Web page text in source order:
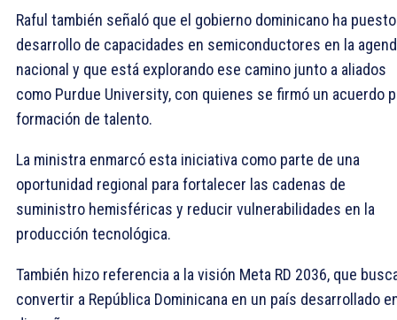
Raful también señaló que el gobierno dominicano ha
desarrollo de capacidades en semiconductores en la
nacional y que está explorando ese camino junto a aliados
como Purdue University, con quienes se firmó un acuerdo
formación de talento.
La ministra enmarcó esta iniciativa como parte de una
oportunidad regional para fortalecer las cadenas de
suministro hemisféricas y reducir vulnerabilidades en la
producción tecnológica.
También hizo referencia a la visión Meta RD 2036, que
convertir a República Dominicana en un país desarrollado